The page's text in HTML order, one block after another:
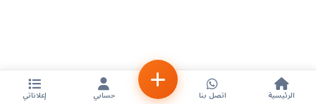
الرئيسية اتصل بنا حسابي إعلاناتي